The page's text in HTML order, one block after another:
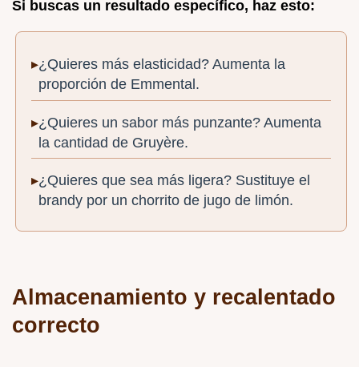
Si buscas un resultado específico, haz esto:
¿Quieres más elasticidad? Aumenta la
proporción de Emmental.
¿Quieres un sabor más punzante? Aumenta
la cantidad de Gruyère.
¿Quieres que sea más ligera? Sustituye el
brandy por un chorrito de jugo de limón.
Almacenamiento y recalentado
correcto